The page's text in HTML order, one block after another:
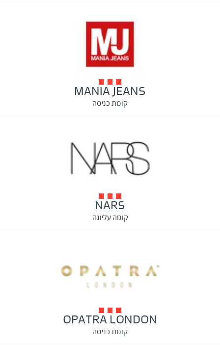
MANIA JEANS
קומת כניסה
NARS
קומה עליונה
OPATRA LONDON
קומת כניסה